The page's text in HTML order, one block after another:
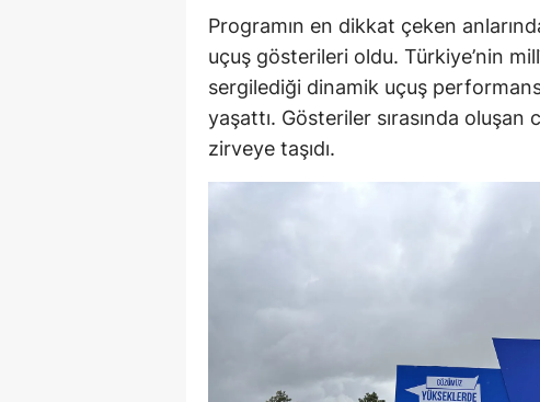
Programın en dikkat çeken
uçuş gösterileri oldu. Türkiye’nin
sergilediği dinamik uçuş
yaşattı. Gösteriler sırasında
zirveye taşıdı.